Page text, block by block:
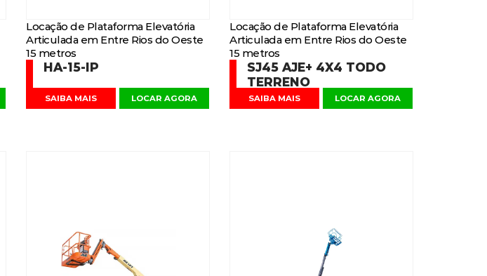
Locação de Plataforma Elevatória
Articulada em Entre Rios do Oeste
15 metros
HA-15-IP
SAIBA MAIS LOCAR AGORA
Locação de Plataforma Elevatória
Articulada em Entre Rios do Oeste
15 metros
SJ45 AJE+ 4X4 TODO
TERRENO
SAIBA MAIS LOCAR AGORA